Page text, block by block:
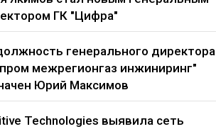
ГК "Цифра"
генерального директора
межрегионгаз инжиниринг"
Юрий Максимов
Technologies выявила сеть